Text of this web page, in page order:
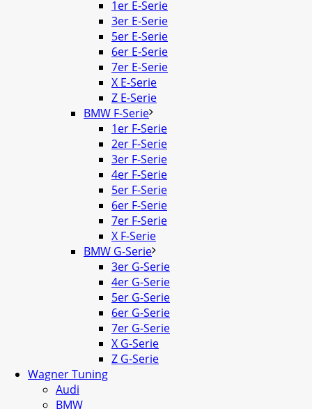
1er E-Serie
3er E-Serie
5er E-Serie
6er E-Serie
7er E-Serie
X E-Serie
Z E-Serie
BMW F-Serie
1er F-Serie
2er F-Serie
3er F-Serie
4er F-Serie
5er F-Serie
6er F-Serie
7er F-Serie
X F-Serie
BMW G-Serie
3er G-Serie
4er G-Serie
5er G-Serie
6er G-Serie
7er G-Serie
X G-Serie
Z G-Serie
Wagner Tuning
Audi
BMW